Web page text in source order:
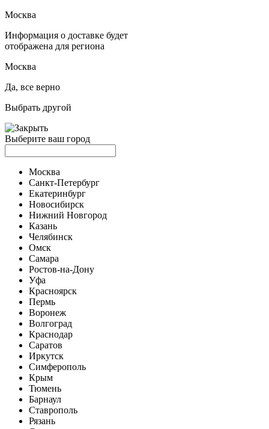
Москва
Информация о доставке будет
отображена для региона
Москва
Да, все верно
Выбрать другой
Выберите ваш город
Москва
Санкт-Петербург
Екатеринбург
Новосибирск
Нижний Новгород
Казань
Челябинск
Омск
Самара
Ростов-на-Дону
Уфа
Красноярск
Пермь
Воронеж
Волгоград
Краснодар
Саратов
Иркутск
Симферополь
Крым
Тюмень
Барнаул
Ставрополь
Рязань